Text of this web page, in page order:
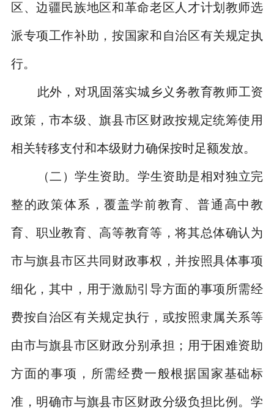
区、边疆民族地区和革命老区人才计划教师选
派专项工作补助，按国家和自治区有关规定执
行。
此外，对巩固落实城乡义务教育教师工资
政策，市本级、旗县市区财政按规定统筹使用
相关转移支付和本级财力确保按时足额发放。
（二）学生资助。学生资助是相对独立完
整的政策体系，覆盖学前教育、普通高中教
育、职业教育、高等教育等，将其总体确认为
市与旗县市区共同财政事权，并按照具体事项
细化，其中，用于激励引导方面的事项所需经
费按自治区有关规定执行，或按照隶属关系等
由市与旗县市区财政分别承担；用于困难资助
方面的事项，所需经费一般根据国家基础标
准，明确市与旗县市区财政分级负担比例。学